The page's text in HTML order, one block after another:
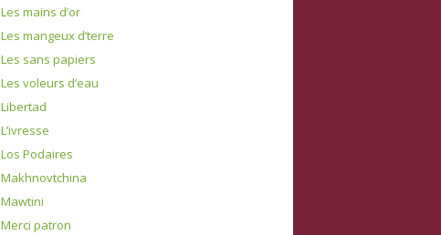
Les mains d’or
Les mangeux d’terre
Les sans papiers
Les voleurs d’eau
Libertad
L’ivresse
Los Podaires
Makhnovtchina
Mawtini
Merci patron